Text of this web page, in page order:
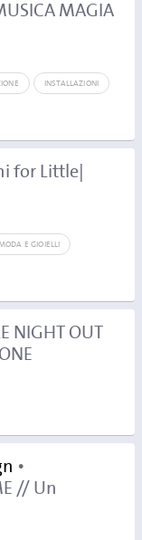
MAGIA
INSTALLAZIONI
for Little|
E GIOIELLI
NIGHT OUT
•
// Un